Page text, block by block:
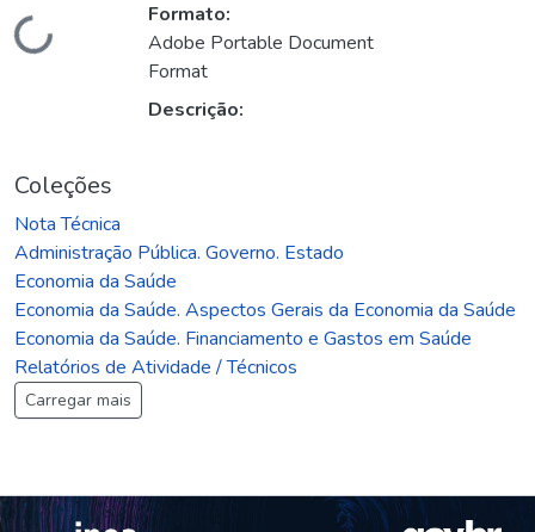
Carregando...
Formato:
Adobe Portable Document
Format
Descrição:
Coleções
Nota Técnica
Administração Pública. Governo. Estado
Economia da Saúde
Economia da Saúde. Aspectos Gerais da Economia da Saúde
Economia da Saúde. Financiamento e Gastos em Saúde
Relatórios de Atividade / Técnicos
Carregar mais